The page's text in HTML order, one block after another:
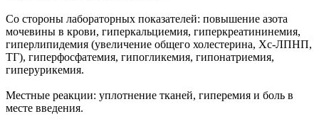
Со стороны лабораторных показателей: повышение азота
мочевины в крови, гиперкальциемия, гиперкреатининемия,
гиперлипидемия (увеличение общего холестерина, Хс-ЛПНП,
ТГ), гиперфосфатемия, гипогликемия, гипонатриемия,
гиперурикемия.
Местные реакции: уплотнение тканей, гиперемия и боль в
месте введения.